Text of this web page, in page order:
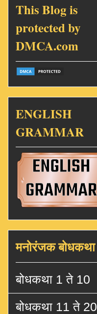
This Blog is
protected by
DMCA.com
ENGLISH
GRAMMAR
मनोरंजक बोधकथा
बोधकथा 1 ते 10
बोधकथा 11 ते 20